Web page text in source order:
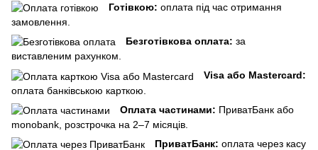
Готівкою: оплата під час отримання
замовлення.
Безготівкова оплата: за
виставленим рахунком.
Visa або Mastercard:
оплата банківською карткою.
Оплата частинами: ПриватБанк або
monobank, розстрочка на 2–7 місяців.
ПриватБанк: оплата через касу